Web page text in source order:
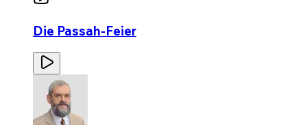
Die Passah-Feier